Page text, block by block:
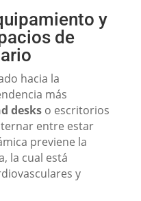
y
de
hacia la
más
deskso escritorios
entre estar
previene la
la cual está
y